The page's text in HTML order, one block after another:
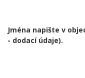
Jména napište v
- dodací údaje).